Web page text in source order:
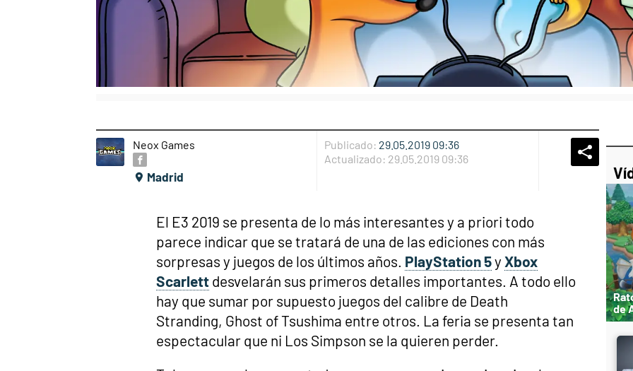
Neox Games
Madrid
Publicado: 29.05.2019 09:36
Actualizado: 29.05.2019 09:36 Whatsapp
El E3 2019 se presenta de lo más interesantes y a priori todo
parece indicar que se tratará de una de las ediciones con más
sorpresas y juegos de los últimos años. PlayStation 5y Xbox
Scarlett desvelarán sus primeros detalles importantes. A todo ello
hay que sumar por supuesto juegos del calibre de Death
Stranding, Ghost of Tsushima entre otros. La feria se presenta tan
espectacular que ni Los Simpson se la quieren perder.
de